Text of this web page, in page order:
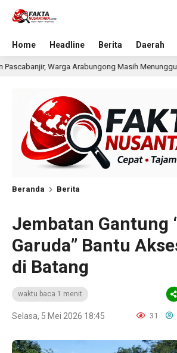
Home Headline Berita Daerah
Masih Menunggu Bantuan Perbaikan Rumah
Beranda Berita
Jembatan Gantung
Garuda” Bantu
di Batang
waktu baca 1 menit
Selasa, 5 Mei 2026 18:45 31